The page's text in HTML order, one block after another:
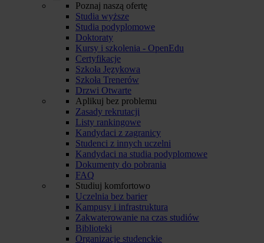
Poznaj naszą ofertę
Studia wyższe
Studia podyplomowe
Doktoraty
Kursy i szkolenia - OpenEdu
Certyfikacje
Szkoła Językowa
Szkoła Trenerów
Drzwi Otwarte
Aplikuj bez problemu
Zasady rekrutacji
Listy rankingowe
Kandydaci z zagranicy
Studenci z innych uczelni
Kandydaci na studia podyplomowe
Dokumenty do pobrania
FAQ
Studiuj komfortowo
Uczelnia bez barier
Kampusy i infrastruktura
Zakwaterowanie na czas studiów
Biblioteki
Organizacje studenckie